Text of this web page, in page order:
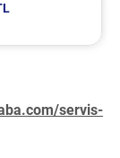
servis-